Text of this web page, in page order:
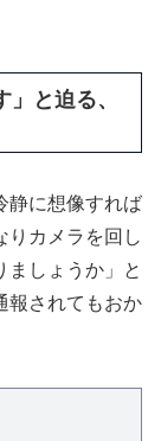
と迫る、
静に想像すれば
りカメラを回し
ましょうか」と
報されてもおか